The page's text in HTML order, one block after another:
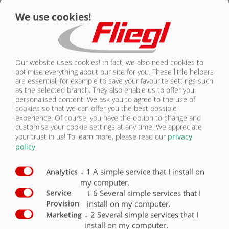
KAPCSOLAT
EGYÉB ALKATRÉSZE ASW 160
Egyéb felszereltség Széria
meghajtótengely O
Kenőblokk 2 kenőhellyel tandem futóműhöz O
Tömörítőszelep
Hidraulika kiépítés gabona átrakócsigához O
Hidraulika kiépítés trágyaszóróhoz
EGYÉB ALKATRÉSZEK
We use cookies!
Our website uses cookies! In fact, we also need cookies to
optimise everything about our site for you. These little helpers
are essential, for example to save your favourite settings such
as the selected branch. They also enable us to offer you
personalised content. We ask you to agree to the use of
cookies so that we can offer you the best possible
experience. Of course, you have the option to change and
customise your cookie settings at any time. We appreciate
your trust in us! To learn more, please read our privacy
policy.
Analytics ↓ 1 A simple service that I install on
my computer.
Service
Provision
↓ 6 Several simple services that I
install on my computer.
Marketing ↓ 2 Several simple services that I
install on my computer.